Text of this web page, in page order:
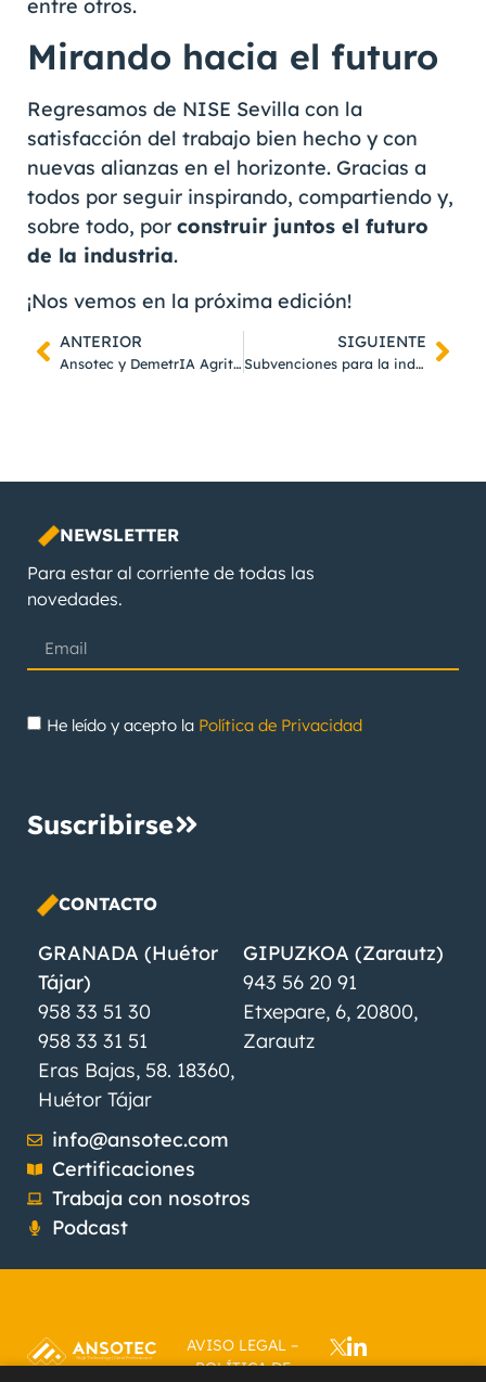
entre otros.
Mirando hacia el futuro
Regresamos de NISE Sevilla con la
satisfacción del trabajo bien hecho y con
nuevas alianzas en el horizonte. Gracias a
todos por seguir inspirando, compartiendo y,
sobre todo, por construir juntos el futuro
de la industria.
¡Nos vemos en la próxima edición!
ANTERIOR
Ansotec y DemetrIA Agritech juntos para impulsar la digitalización agroindustrial
SIGUIENTE
Subvenciones para la industria agroalimentaria en Andalucía: digitaliza tu planta con ANSOTEC
NEWSLETTER
Para estar al corriente de todas las
novedades.
He leído y acepto la Política de Privacidad
Suscribirse
CONTACTO
GRANADA (Huétor
Tájar)
958 33 51 30
958 33 31 51
Eras Bajas, 58. 18360,
Huétor Tájar
GIPUZKOA (Zarautz)
943 56 20 91
Etxepare, 6, 20800,
Zarautz
info@ansotec.com
Certificaciones
Trabaja con nosotros
Podcast
AVISO LEGAL –
POLÍTICA DE